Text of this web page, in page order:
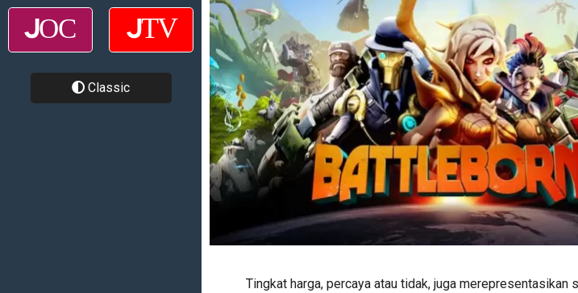
Classic
Tingkat harga, percaya atau tidak, juga merepresentasikan